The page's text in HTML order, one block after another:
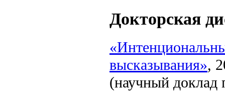
Докторская
высказывания»,
(научный доклад